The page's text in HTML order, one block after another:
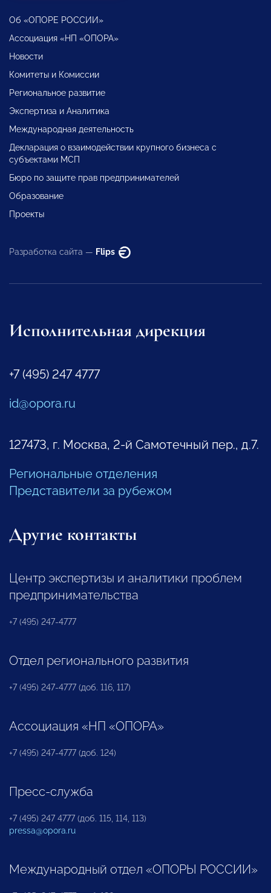
Об «ОПОРЕ РОССИИ»
Ассоциация «НП «ОПОРА»
Новости
Комитеты и Комиссии
Региональное развитие
Экспертиза и Аналитика
Международная деятельность
Декларация о взаимодействии крупного бизнеса с
субъектами МСП
Бюро по защите прав предпринимателей
Образование
Проекты
Разработка сайта — Flips
Исполнительная дирекция
+7 (495) 247 4777
id@opora.ru
127473, г. Москва, 2-й Самотечный пер., д.7.
Региональные отделения
Представители за рубежом
Другие контакты
Центр экспертизы и аналитики проблем
предпринимательства
+7 (495) 247-4777
Отдел регионального развития
+7 (495) 247-4777 (доб. 116, 117)
Ассоциация «НП «ОПОРА»
+7 (495) 247-4777 (доб. 124)
Пресс-служба
+7 (495) 247 4777 (доб. 115, 114, 113)
pressa@opora.ru
Международный отдел «ОПОРЫ РОССИИ»